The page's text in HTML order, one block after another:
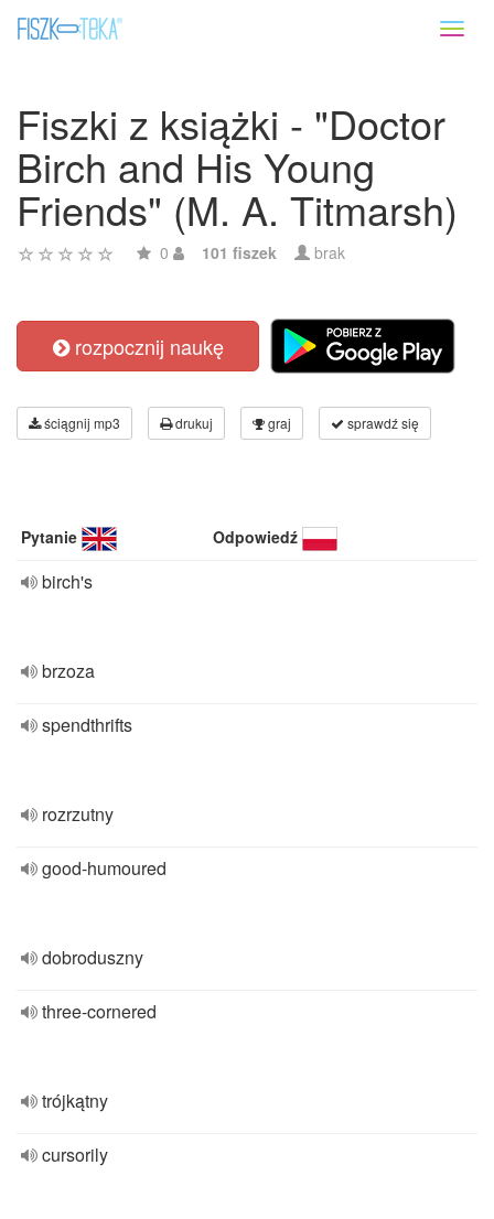
Fiszki z książki - "Doctor
Birch and His Young
Friends" (M. A. Titmarsh)
0 101 fiszek brak
rozpocznij naukę
ściągnij mp3 drukuj graj sprawdź się
Pytanie Odpowiedź
birch's
brzoza
spendthrifts
rozrzutny
good-humoured
dobroduszny
three-cornered
trójkątny
cursorily